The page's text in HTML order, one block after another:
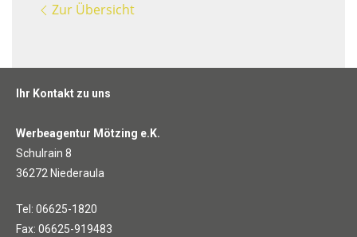
Zur Übersicht
Ihr Kontakt zu uns
Werbeagentur Mötzing e.K.
Schulrain 8
36272 Niederaula
Tel: 06625-1820
Fax: 06625-919483